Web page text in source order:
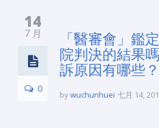
14
7 月
0
「醫審會」鑑
院判決的結果
訴原因有哪些？
bywuchunhuei 七月 14,